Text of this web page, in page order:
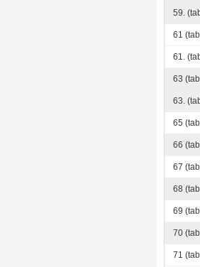
59.
61
61.
63
63.
65
66
67
68
69
70
71